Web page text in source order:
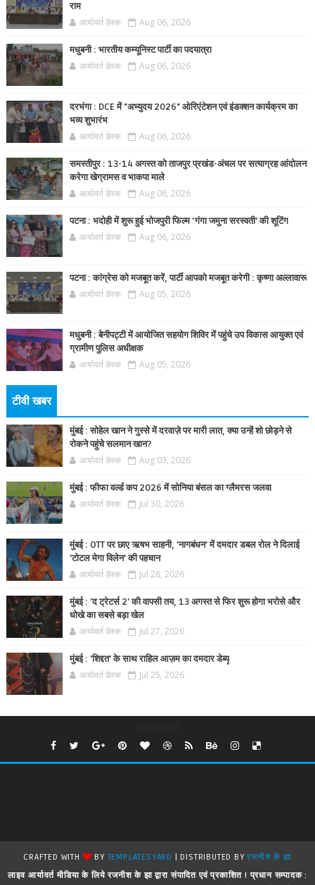
राम
आर्यावर्त डेस्क Aug 06, 2026
मधुबनी : भारतीय कम्यूनिस्ट पार्टी का पदयात्रा
आर्यावर्त डेस्क Aug 06, 2026
दरभंगा : DCE में "अभ्युदय 2026" ओरिएंटेशन एवं इंडक्शन कार्यक्रम का
भव्य शुभारंभ
आर्यावर्त डेस्क Aug 06, 2026
समस्तीपुर : 13-14 अगस्त को ताजपुर प्रखंड-अंचल पर सत्याग्रह आंदोलन
करेगा खेग्रामस व भाकपा माले
आर्यावर्त डेस्क Aug 06, 2026
पटना : भदोही में शुरू हुई भोजपुरी फिल्म ‘गंगा जमुना सरस्वती’ की शूटिंग
आर्यावर्त डेस्क Aug 06, 2026
पटना : कांग्रेस को मजबूत करें, पार्टी आपको मजबूत करेगी : कृष्णा अल्लावारू
आर्यावर्त डेस्क Aug 05, 2026
मधुबनी : बेनीपट्टी में आयोजित सहयोग शिविर में पहुंचे उप विकास आयुक्त एवं
ग्रामीण पुलिस अधीक्षक
आर्यावर्त डेस्क Aug 05, 2026
टीवी खबर
मुंबई : सोहेल खान ने गुस्से में दरवाज़े पर मारी लात, क्या उन्हें शो छोड़ने से
रोकने पहुंचे सलमान खान?
आर्यावर्त डेस्क Aug 03, 2026
मुंबई : फीफा वर्ल्ड कप 2026 में सोनिया बंसल का ग्लैमरस जलवा
आर्यावर्त डेस्क Jul 30, 2026
मुंबई : OTT पर छाए ऋषभ साहनी, 'नागबंधन' में दमदार डबल रोल ने दिलाई
'टोटल मेगा विलेन' की पहचान
आर्यावर्त डेस्क Jul 28, 2026
मुंबई : 'द ट्रेटर्स 2' की वापसी तय, 13 अगस्त से फिर शुरू होगा भरोसे और
धोखे का सबसे बड़ा खेल
आर्यावर्त डेस्क Jul 27, 2026
मुंबई : 'शिद्दत' के साथ राहिल आज़म का दमदार डेब्यू
आर्यावर्त डेस्क Jul 25, 2026
CRAFTED WITH BYTEMPLATESYARD | DISTRIBUTED BYरजनीश के झा
लाइव आर्यावर्त मीडिया के लिये रजनीश के झा द्वारा संपादित एवं प्रकाशित ! प्रधान सम्पादक :